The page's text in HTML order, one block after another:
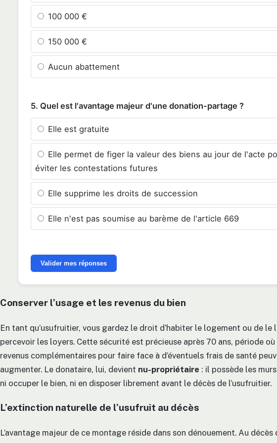
100 000 €
150 000 €
Aucun abattement
5. Quel est l'avantage majeur d'une donation-partage ?
Elle est gratuite
Elle permet de figer la valeur des biens au jour de l'acte
éviter les contestations futures
Elle supprime les droits de succession
Elle n'est pas soumise au barème de l'article 669
Valider mes réponses
Conserver l’usage et les revenus du bien
En tant qu’usufruitier, vous gardez le droit d’habiter le logement ou de le
percevoir les loyers. Cette sécurité est précieuse après 70 ans, période
revenus complémentaires pour faire face à d’éventuels frais de santé
augmenter. Le donataire, lui, devient nu-propriétaire : il possède les
ni occuper le bien, ni en disposer librement avant le décès de l’usufruitier.
L’extinction naturelle de l’usufruit au décès
L’avantage majeur de ce montage réside dans son dénouement. Au décès